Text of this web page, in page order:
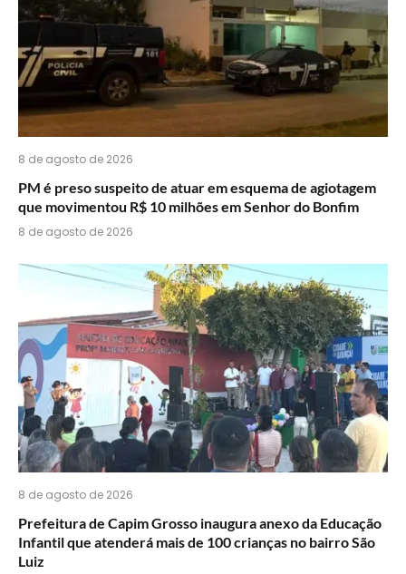
8 de agosto de 2026
PM é preso suspeito de atuar em esquema de agiotagem
que movimentou R$ 10 milhões em Senhor do Bonfim
8 de agosto de 2026
8 de agosto de 2026
Prefeitura de Capim Grosso inaugura anexo da Educação
Infantil que atenderá mais de 100 crianças no bairro São
Luiz